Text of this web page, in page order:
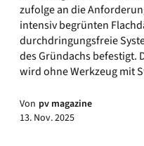
zufolge an die
intensiv begrünten
durchdringungsfreie
des Gründachs befestigt.
wird ohne Werkzeug mit
Von pv magazine
13. Nov. 2025